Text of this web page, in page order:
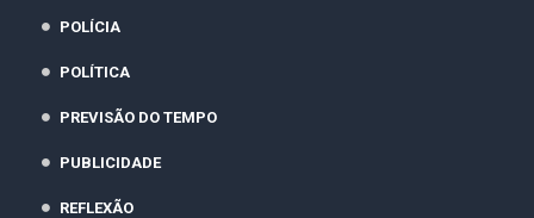
POLÍCIA
POLÍTICA
PREVISÃO DO TEMPO
PUBLICIDADE
REFLEXÃO